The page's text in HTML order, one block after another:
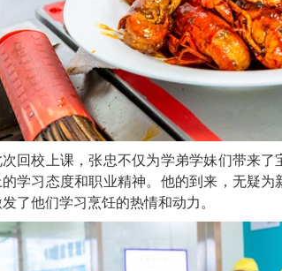
次回校上课，张忠不仅为学弟学妹们带来
的学习态度和职业精神。他的到来，无疑
了他们学习烹饪的热情和动力。